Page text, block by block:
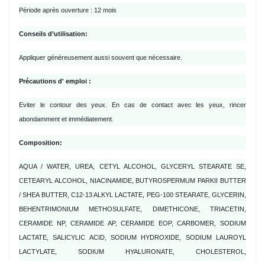
Période après ouverture : 12 mois
Conseils d’utilisation:
Appliquer généreusement aussi souvent que nécessaire.
Précautions d' emploi :
Eviter le contour des yeux. En cas de contact avec les yeux, rincer
abondamment et immédiatement.
Composition:
AQUA / WATER, UREA, CETYL ALCOHOL, GLYCERYL STEARATE SE,
CETEARYL ALCOHOL, NIACINAMIDE, BUTYROSPERMUM PARKII BUTTER
/ SHEA BUTTER, C12-13 ALKYL LACTATE, PEG-100 STEARATE, GLYCERIN,
BEHENTRIMONIUM METHOSULFATE, DIMETHICONE, TRIACETIN,
CERAMIDE NP, CERAMIDE AP, CERAMIDE EOP, CARBOMER, SODIUM
LACTATE, SALICYLIC ACID, SODIUM HYDROXIDE, SODIUM LAUROYL
LACTYLATE, SODIUM HYALURONATE, CHOLESTEROL,